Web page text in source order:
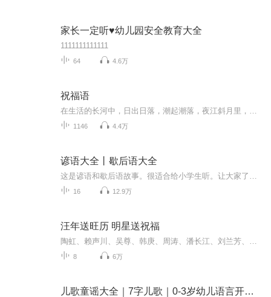
家长一定听♥幼儿园安全教育大全
1111111111111
64 4.6万
祝福语
1146 4.4万
谚语大全丨歇后语大全
16 12.9万
汪年送旺历 明星送祝福
8 6万
儿歌童谣大全｜7字儿歌｜0-3岁幼儿语言开发歌